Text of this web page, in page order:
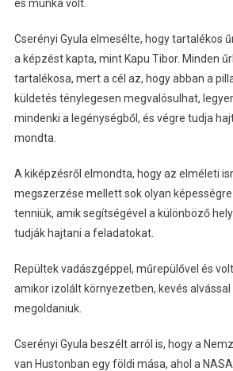
és munka volt.
Cserényi Gyula elmesélte, hogy tartalékos
a képzést kapta, mint Kapu Tibor. Minden
tartalékosa, mert a cél az, hogy abban a
küldetés ténylegesen megvalósulhat,
mindenki a legénységből, és végre tudja
mondta.
A kiképzésről elmondta, hogy az elméleti
megszerzése mellett sok olyan
tenniük, amik segítségével a különböző
tudják hajtani a feladatokat.
Repültek vadászgéppel, műrepülővel és
amikor izolált környezetben, kevés
megoldaniuk.
Cserényi Gyula beszélt arról is, hogy a
van Hustonban egy földi mása, ahol a